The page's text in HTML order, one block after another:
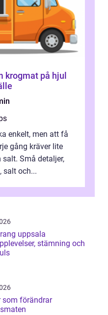
enkelt, men att få
gång kräver lite
Små detaljer,
salt och...
uppsala
stämning och
som förändrar